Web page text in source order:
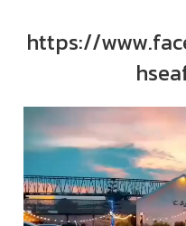
https://